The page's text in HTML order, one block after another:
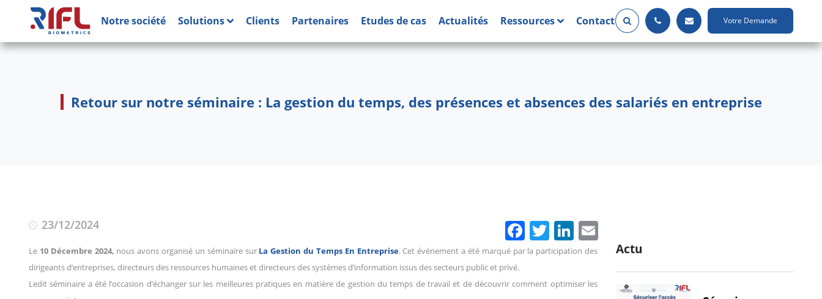
Notre société Solutions Clients Partenaires Etudes de cas Actualités Ressources Contact Votre Demande
Retour sur notre séminaire : La gestion du temps, des présences et absences des salariés en entreprise
23/12/2024 Facebook
TwitterLinkedIn
Le 10 Décembre 2024, nous avons organisé un séminaire sur La Gestion du Temps En Entreprise. Cet événement a été marqué par la participation des
dirigeants d’entreprises, directeurs des ressources humaines et directeurs des systèmes d’information issus des secteurs public et privé.
Ledit séminaire a été l’occasion d’échanger sur les meilleures pratiques en matière de gestion du temps de travail et de découvrir comment optimiser les
Actu